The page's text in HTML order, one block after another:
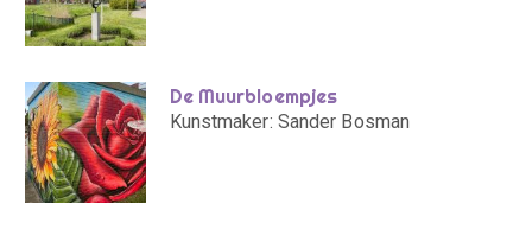
De Muurbloempjes
Kunstmaker: Sander Bosman